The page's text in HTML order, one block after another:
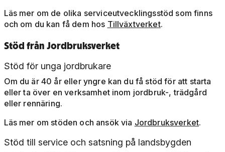
Läs mer om de olika serviceutvecklingsstöd som finns
och om du kan få dem hos Tillväxtverket.
Stöd från Jordbruksverket
Stöd för unga jordbrukare
Om du är 40 år eller yngre kan du få stöd för att starta
eller ta över en verksamhet inom jordbruk-, trädgård
eller rennäring.
Läs mer om stöden och ansök via Jordbruksverket.
Stöd till service och satsning på landsbygden